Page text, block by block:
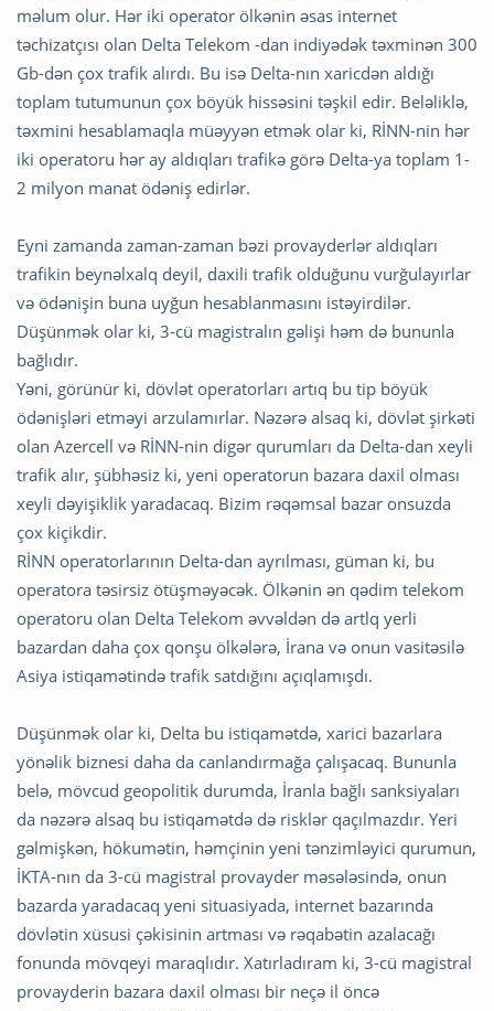
məlum olur. Hər iki operator ölkənin əsas internet
təchizatçısı olan Delta Telekom -dan indiyədək təxminən 300
Gb-dən çox trafik alırdı. Bu isə Delta-nın xaricdən aldığı
toplam tutumunun çox böyük hissəsini təşkil edir. Beləliklə,
təxmini hesablamaqla müəyyən etmək olar ki, RİNN-nin hər
iki operatoru hər ay aldıqları trafikə görə Delta-ya toplam 1-
2 milyon manat ödəniş edirlər.
Eyni zamanda zaman-zaman bəzi provayderlər aldıqları
trafikin beynəlxalq deyil, daxili trafik olduğunu vurğulayırlar
və ödənişin buna uyğun hesablanmasını istəyirdilər.
Düşünmək olar ki, 3-cü magistralın gəlişi həm də bununla
bağlıdır.
Yəni, görünür ki, dövlət operatorları artıq bu tip böyük
ödənişləri etməyi arzulamırlar. Nəzərə alsaq ki, dövlət şirkəti
olan Azercell və RİNN-nin digər qurumları da Delta-dan xeyli
trafik alır, şübhəsiz ki, yeni operatorun bazara daxil olması
xeyli dəyişiklik yaradacaq. Bizim rəqəmsal bazar onsuzda
çox kiçikdir.
RİNN operatorlarının Delta-dan ayrılması, güman ki, bu
operatora təsirsiz ötüşməyəcək. Ölkənin ən qədim telekom
operatoru olan Delta Telekom əvvəldən də artlq yerli
bazardan daha çox qonşu ölkələrə, İrana və onun vasitəsilə
Asiya istiqamətində trafik satdığını açıqlamışdı.
Düşünmək olar ki, Delta bu istiqamətdə, xarici bazarlara
yönəlik biznesi daha da canlandırmağa çalışacaq. Bununla
belə, mövcud geopolitik durumda, İranla bağlı sanksiyaları
da nəzərə alsaq bu istiqamətdə də risklər qaçılmazdır. Yeri
gəlmişkən, hökumətin, həmçinin yeni tənzimləyici qurumun,
İKTA-nın da 3-cü magistral provayder məsələsində, onun
bazarda yaradacaq yeni situasiyada, internet bazarında
dövlətin xüsusi çəkisinin artması və rəqabətin azalacağı
fonunda mövqeyi maraqlıdır. Xatırladıram ki, 3-cü magistral
provayderin bazara daxil olması bir neçə il öncə